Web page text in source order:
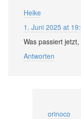
Heike
1. Juni 2025 at
Was passiert
Antworten
orinoco